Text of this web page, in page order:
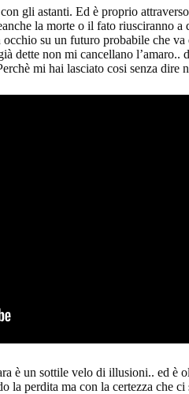
gli astanti. Ed è proprio
la morte o il fato riusciranno a
su un futuro probabile che
dette non mi cancellano l’amaro..
mi hai lasciato cosi senza dire
è un sottile velo di illusioni.. ed è
la perdita ma con la certezza che